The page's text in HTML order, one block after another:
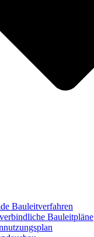
Bauleitverfahren
Bauleitpläne